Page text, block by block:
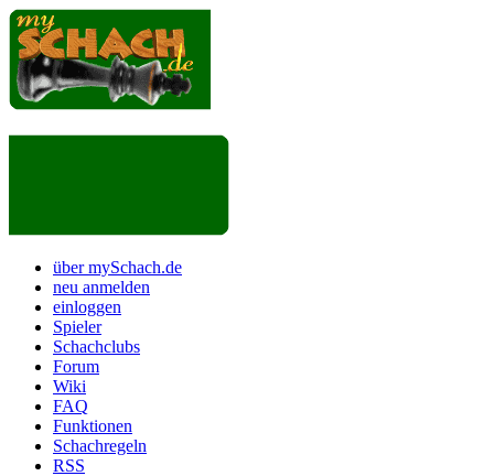
über mySchach.de
neu anmelden
einloggen
Spieler
Schachclubs
Forum
Wiki
FAQ
Funktionen
Schachregeln
RSS